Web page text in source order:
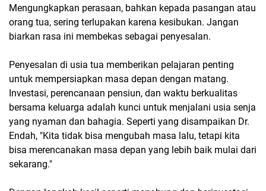
Mengungkapkan perasaan, bahkan kepada pasangan atau
orang tua, sering terlupakan karena kesibukan. Jangan
biarkan rasa ini membekas sebagai penyesalan.
Penyesalan di usia tua memberikan pelajaran penting
untuk mempersiapkan masa depan dengan matang.
Investasi, perencanaan pensiun, dan waktu berkualitas
bersama keluarga adalah kunci untuk menjalani usia senja
yang nyaman dan bahagia. Seperti yang disampaikan Dr.
Endah, "Kita tidak bisa mengubah masa lalu, tetapi kita
bisa merencanakan masa depan yang lebih baik mulai dari
sekarang."